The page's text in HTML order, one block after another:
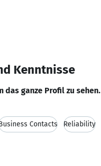
Kenntnisse
das ganze Profil zu sehen.
Contacts Reliability